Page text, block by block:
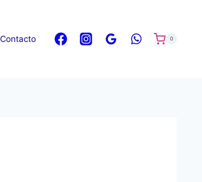
Contacto 0